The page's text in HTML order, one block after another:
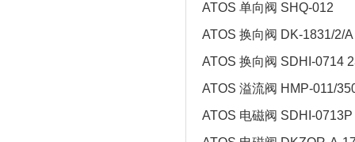
ATOS 单向阀 SHQ-012
ATOS 换向阀 DK-1831/2/A
ATOS 换向阀 SDHI-0714
ATOS 溢流阀 HMP-011/
ATOS 电磁阀 SDHI-